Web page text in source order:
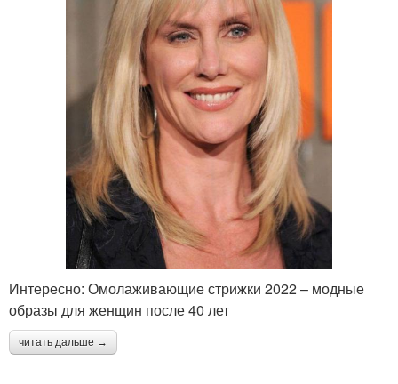
Интересно: Омолаживающие стрижки 2022 – модные
образы для женщин после 40 лет
читать дальше →